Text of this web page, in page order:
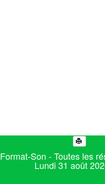
Format-Son - Toutes les
Lundi 31 août